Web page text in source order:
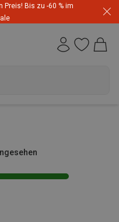
Preis! Bis zu -60 % im